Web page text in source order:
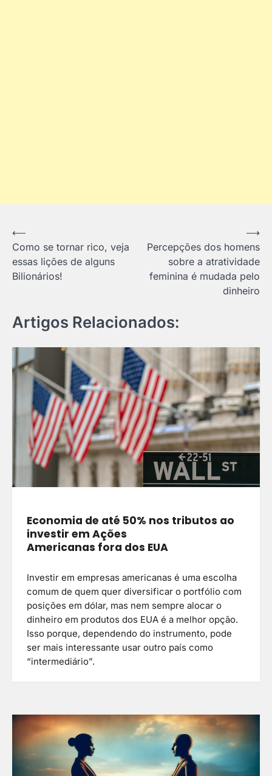
Navegação
de
Post
⟵
Como se tornar rico, veja
essas lições de alguns
Bilionários!
Percepções dos homens
sobre a atratividade
feminina é mudada pelo
dinheiro
⟶
Artigos Relacionados:
Economia de até 50% nos tributos ao
investir em Ações
Americanas fora dos EUA
Investir em empresas americanas é uma escolha
comum de quem quer diversificar o portfólio com
posições em dólar, mas nem sempre alocar o
dinheiro em produtos dos EUA é a melhor opção.
Isso porque, dependendo do instrumento, pode
ser mais interessante usar outro país como
“intermediário”.